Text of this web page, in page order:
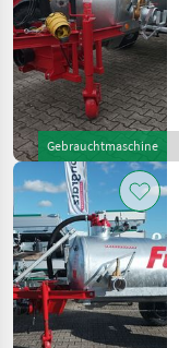
Gebrauchtmaschine